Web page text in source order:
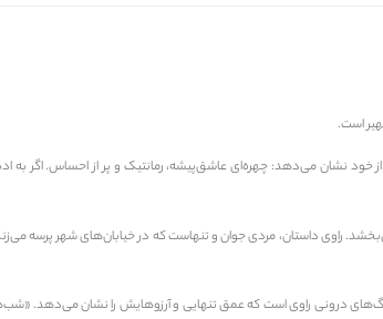
است.
نشان می‌دهد: چهره‌ای عاشق‌پیشه، رمانتیک و پر از احساس. اگر به
داستان، مردی جوان و تنهاست که در خیابان‌های شهر پرسه می‌زند
درونی راوی است که عمق تنهایی و آرزوهایش را نشان می‌دهد.